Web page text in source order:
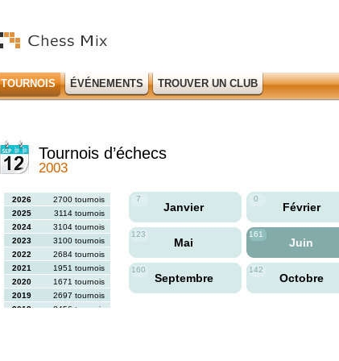
TOURNOIS ÉVÉNEMENTS TROUVER UN CLUB
Tournois d’échecs
2003
2026
2700 tournois
2025
3114 tournois
2024
3104 tournois
2023
3100 tournois
2022
2684 tournois
2021
1951 tournois
2020
1671 tournois
2019
2697 tournois
2018
2456 tournois
7
Janvier
0
Février
123
Mai
161
Juin
160
Septembre
142
Octobre